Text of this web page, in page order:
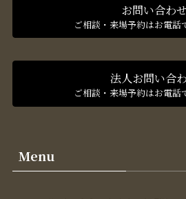
お問い合わせ
ご相談・来場予約はお電話
法人お問い合
ご相談・来場予約はお電話
Menu